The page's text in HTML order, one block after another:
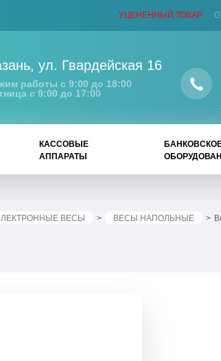
УЦЕНЕННЫЙ ТОВАР
, ул. Гвардейская 16
работы с 9:00 до 18:00
с 9:00 до 17:00
КАССОВЫЕ
АППАРАТЫ
ВЕСЫ ВЕСЫ НАПОЛЬНЫЕ